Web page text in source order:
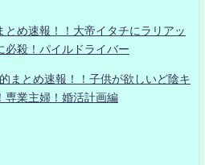
とめ速報！！大帝イタチにラリアッ
必殺！パイルドライバー
まとめ速報！！子供が欲しいど陰キ
専業主婦！婚活計画編